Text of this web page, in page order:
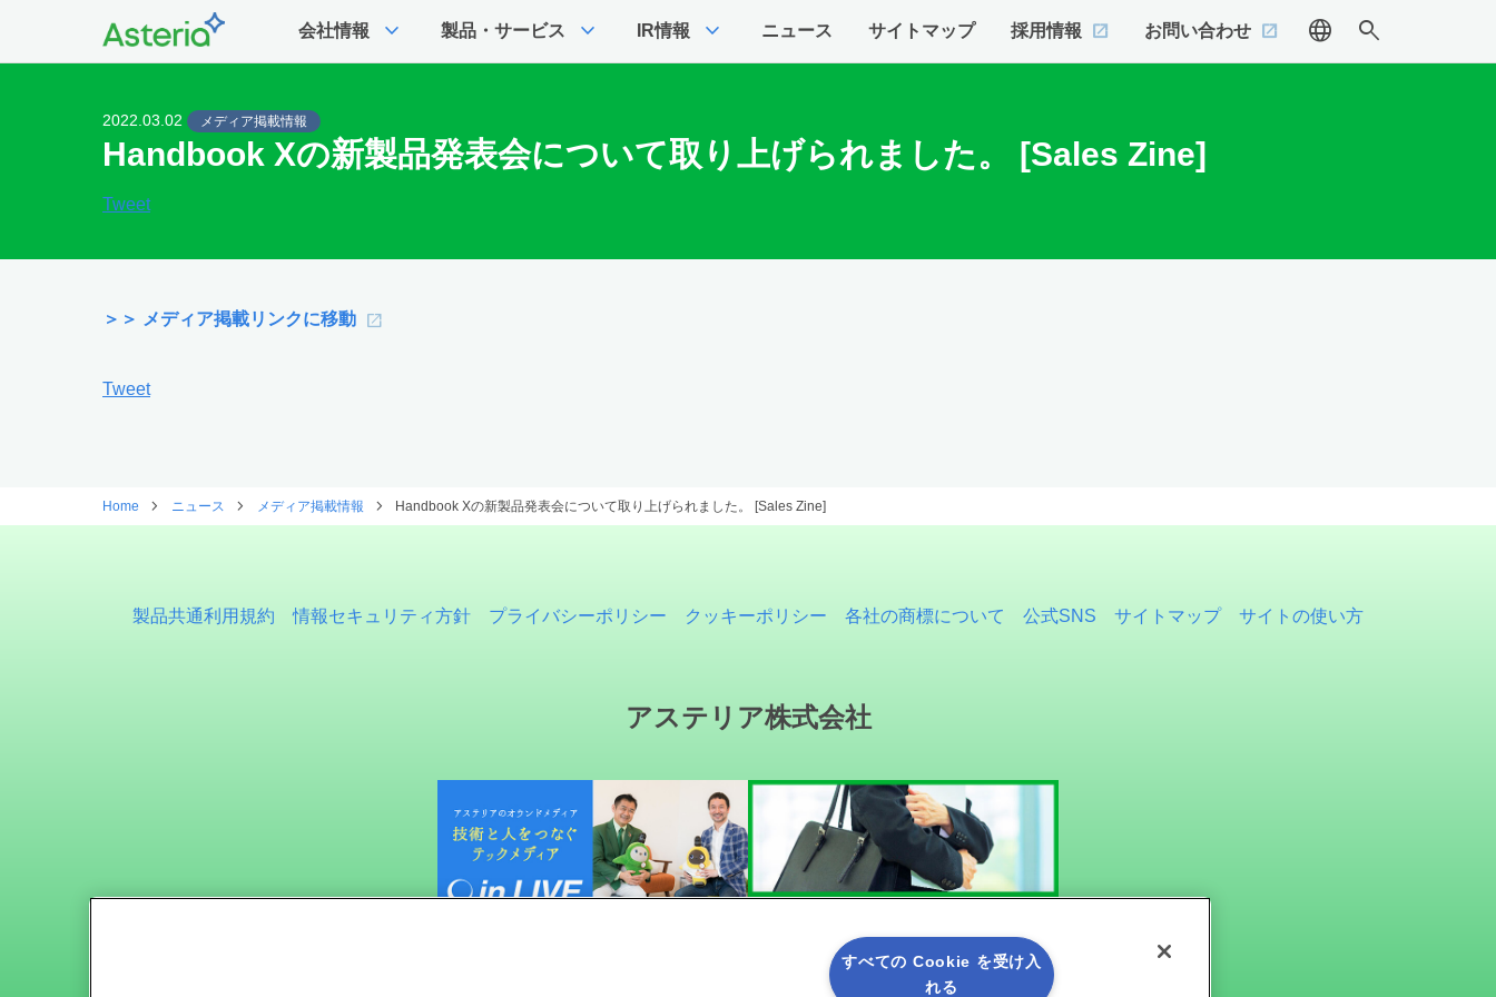
会社情報 expand_more 製品・サービス expand_more IR情報 expand_more ニュース サイトマップ 採用情報 お問い合わせ language search
2022.03.02 メディア掲載情報
Handbook Xの新製品発表会について取り上げられました。 [Sales Zine]
Tweet
＞＞ メディア掲載リンクに移動
Tweet
Home ニュース メディア掲載情報 Handbook Xの新製品発表会について取り上げられました。 [Sales Zine]
製品共通利用規約 情報セキュリティ方針 プライバシーポリシー クッキーポリシー 各社の商標について 公式SNS サイトマップ サイトの使い方
アステリア株式会社
すべての Cookie を受け入
れる